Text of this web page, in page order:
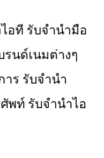
อที รับจำนำมือ
นด์เนมต่างๆ
าร รับจำนำ
พท์ รับจำนำไอ